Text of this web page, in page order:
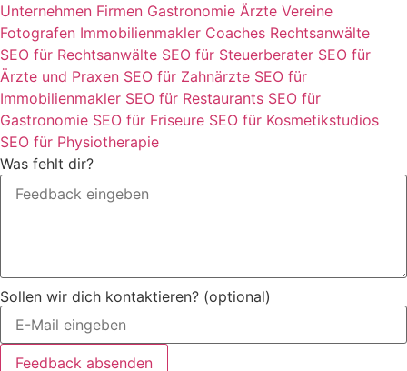
Unternehmen Firmen Gastronomie Ärzte Vereine
Fotografen Immobilienmakler Coaches Rechtsanwälte
SEO für Rechtsanwälte SEO für Steuerberater SEO für
Ärzte und Praxen SEO für Zahnärzte SEO für
Immobilienmakler SEO für Restaurants SEO für
Gastronomie SEO für Friseure SEO für Kosmetikstudios
SEO für Physiotherapie
Was fehlt dir?
Sollen wir dich kontaktieren? (optional)
Feedback absenden